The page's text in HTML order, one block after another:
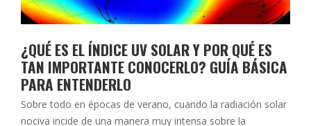
¿QUÉ ES EL ÍNDICE UV SOLAR Y POR QUÉ ES
TAN IMPORTANTE CONOCERLO? GUÍA BÁSICA
PARA ENTENDERLO
Sobre todo en épocas de verano, cuando la radiación solar
nociva incide de una manera muy intensa sobre la